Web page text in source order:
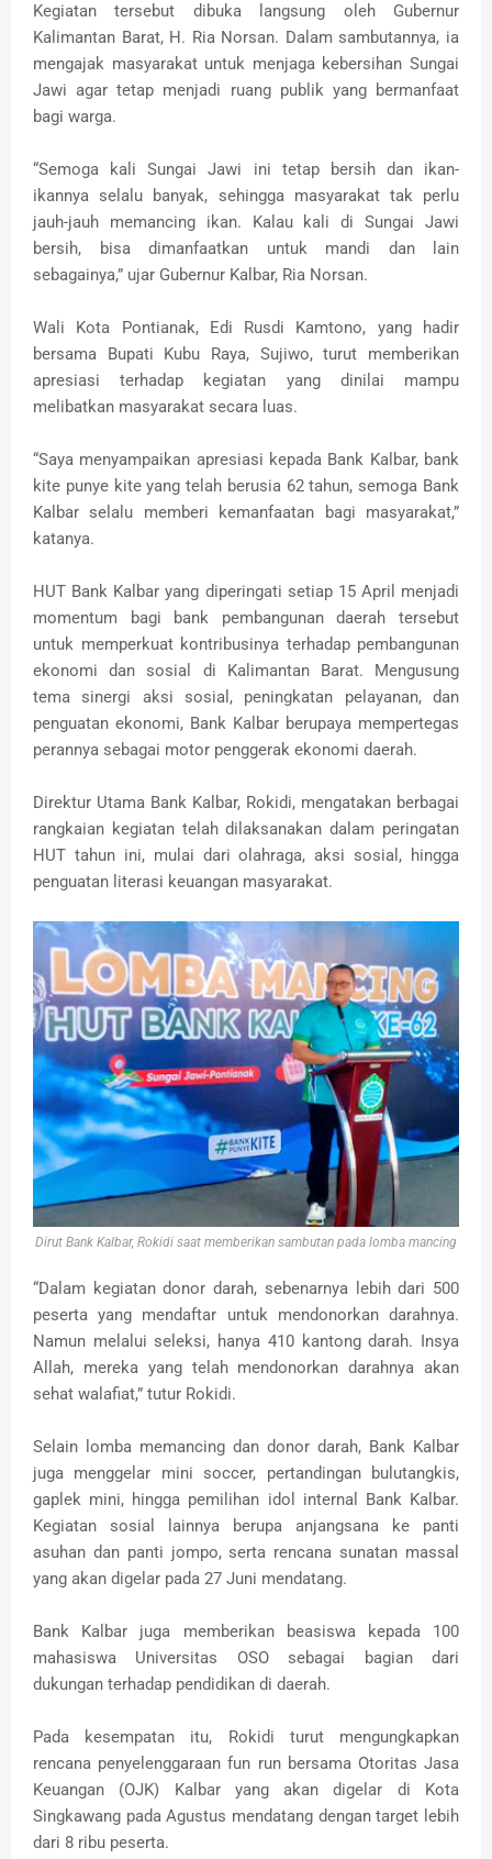
Kegiatan tersebut dibuka langsung oleh Gubernur
Kalimantan Barat, H. Ria Norsan. Dalam sambutannya, ia
mengajak masyarakat untuk menjaga kebersihan Sungai
Jawi agar tetap menjadi ruang publik yang bermanfaat
bagi warga.
“Semoga kali Sungai Jawi ini tetap bersih dan ikan-
ikannya selalu banyak, sehingga masyarakat tak perlu
jauh-jauh memancing ikan. Kalau kali di Sungai Jawi
bersih, bisa dimanfaatkan untuk mandi dan lain
sebagainya,” ujar Gubernur Kalbar, Ria Norsan.
Wali Kota Pontianak, Edi Rusdi Kamtono, yang hadir
bersama Bupati Kubu Raya, Sujiwo, turut memberikan
apresiasi terhadap kegiatan yang dinilai mampu
melibatkan masyarakat secara luas.
“Saya menyampaikan apresiasi kepada Bank Kalbar, bank
kite punye kite yang telah berusia 62 tahun, semoga Bank
Kalbar selalu memberi kemanfaatan bagi masyarakat,”
katanya.
HUT Bank Kalbar yang diperingati setiap 15 April menjadi
momentum bagi bank pembangunan daerah tersebut
untuk memperkuat kontribusinya terhadap pembangunan
ekonomi dan sosial di Kalimantan Barat. Mengusung
tema sinergi aksi sosial, peningkatan pelayanan, dan
penguatan ekonomi, Bank Kalbar berupaya mempertegas
perannya sebagai motor penggerak ekonomi daerah.
Direktur Utama Bank Kalbar, Rokidi, mengatakan berbagai
rangkaian kegiatan telah dilaksanakan dalam peringatan
HUT tahun ini, mulai dari olahraga, aksi sosial, hingga
penguatan literasi keuangan masyarakat.
Dirut Bank Kalbar, Rokidi saat memberikan sambutan pada lomba mancing
“Dalam kegiatan donor darah, sebenarnya lebih dari 500
peserta yang mendaftar untuk mendonorkan darahnya.
Namun melalui seleksi, hanya 410 kantong darah. Insya
Allah, mereka yang telah mendonorkan darahnya akan
sehat walafiat,” tutur Rokidi.
Selain lomba memancing dan donor darah, Bank Kalbar
juga menggelar mini soccer, pertandingan bulutangkis,
gaplek mini, hingga pemilihan idol internal Bank Kalbar.
Kegiatan sosial lainnya berupa anjangsana ke panti
asuhan dan panti jompo, serta rencana sunatan massal
yang akan digelar pada 27 Juni mendatang.
Bank Kalbar juga memberikan beasiswa kepada 100
mahasiswa Universitas OSO sebagai bagian dari
dukungan terhadap pendidikan di daerah.
Pada kesempatan itu, Rokidi turut mengungkapkan
rencana penyelenggaraan fun run bersama Otoritas Jasa
Keuangan (OJK) Kalbar yang akan digelar di Kota
Singkawang pada Agustus mendatang dengan target lebih
dari 8 ribu peserta.